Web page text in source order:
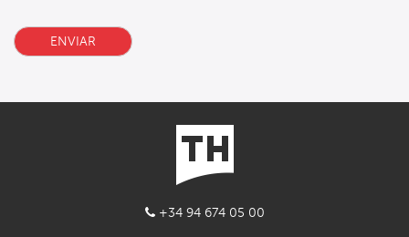
ENVIAR
+34 94 674 05 00